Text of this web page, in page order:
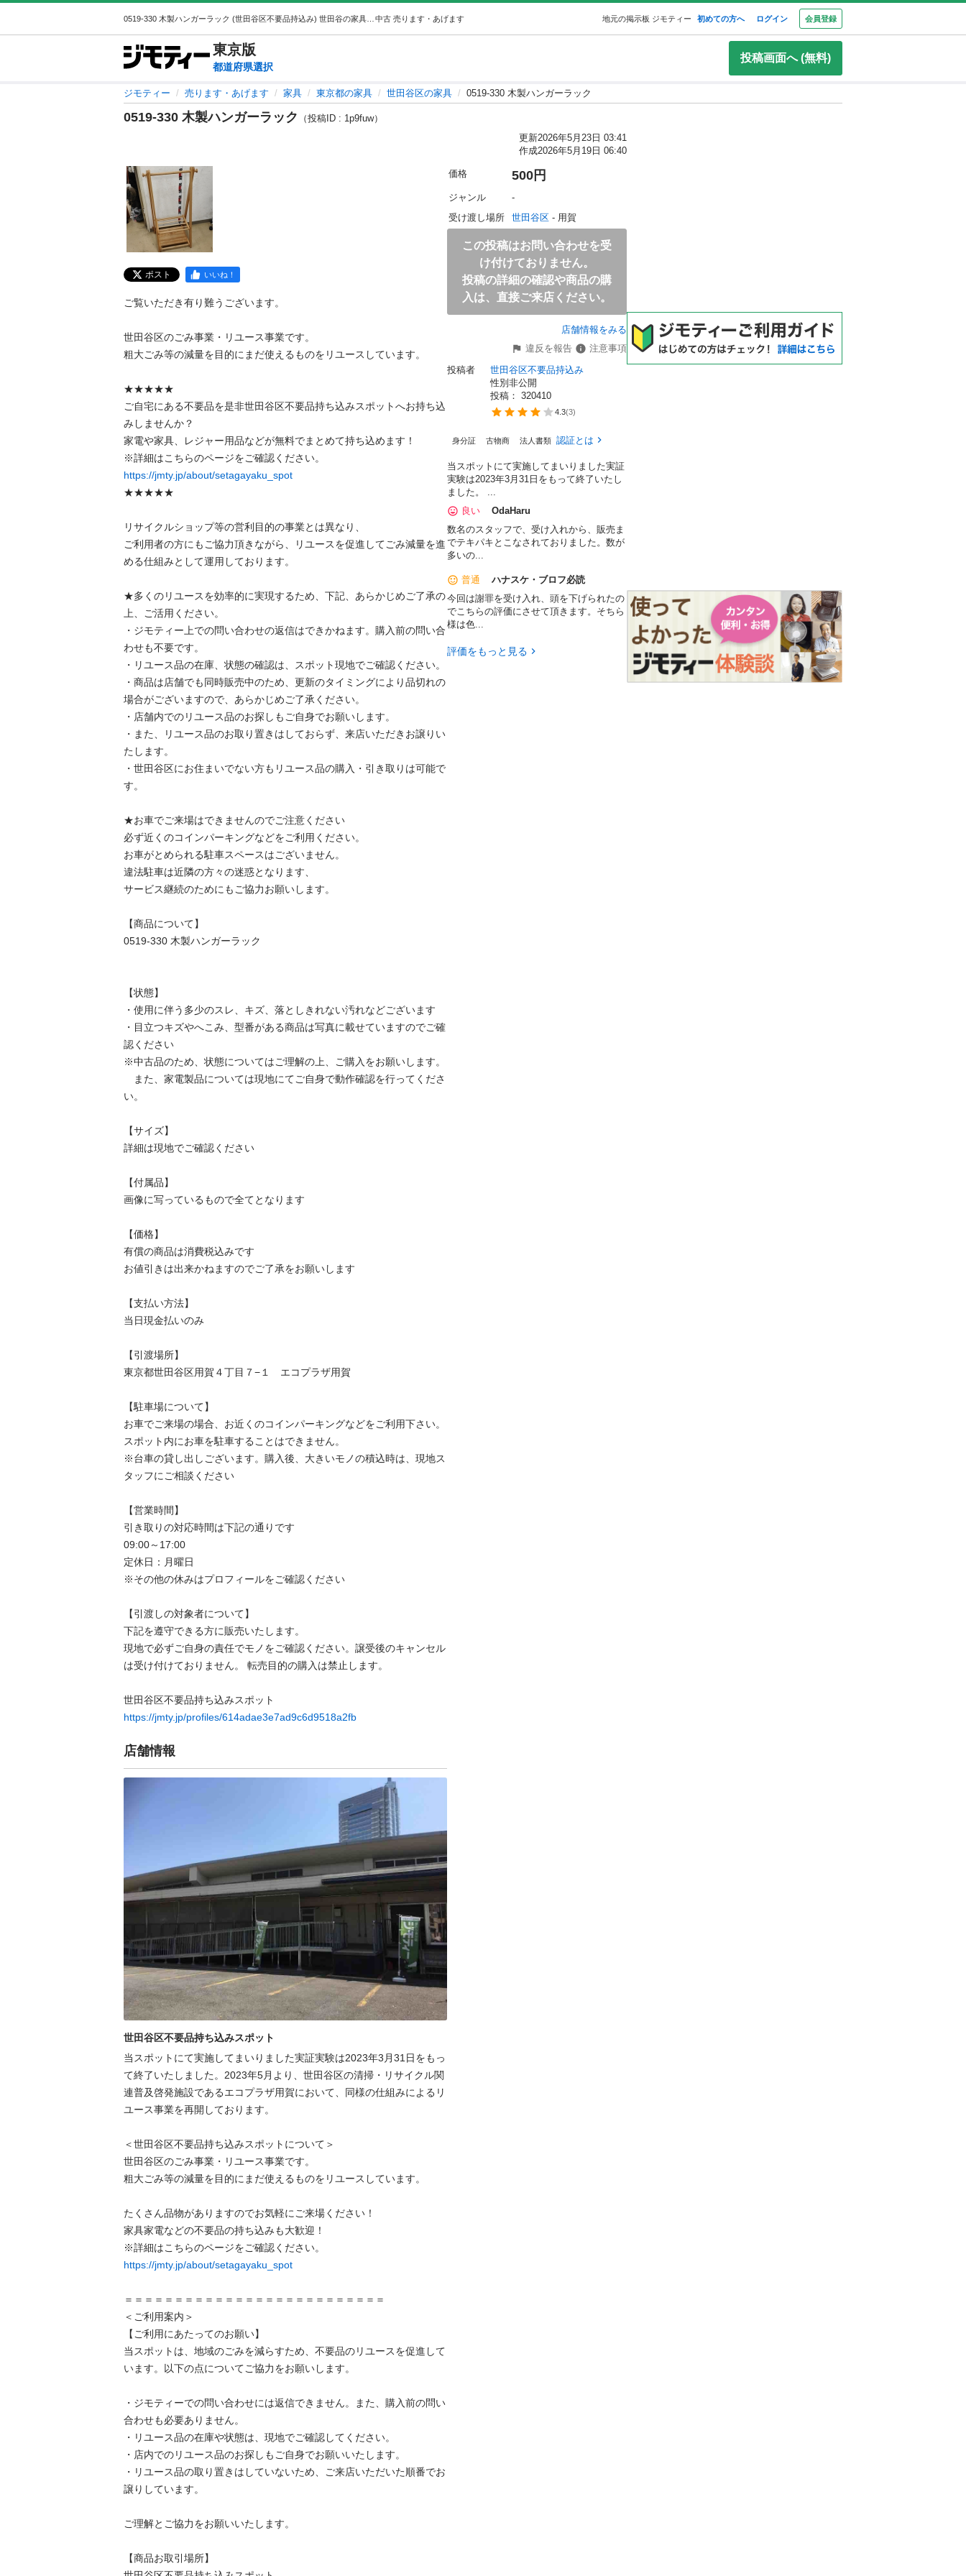
中古 売ります・あげます 地元の掲示板 ジモティー 初めての方へ ログイン 会員登録
東京版
都道府県選択
投稿画面へ (無料)
ジモティー 売ります・あげます 家具 東京都の家具 世田谷区の家具 0519-330 木製ハンガーラック
0519-330 木製ハンガーラック
（投稿ID : 1p9fuw）
更新2026年5月23日 03:41
作成2026年5月19日 06:40
ポスト いいね！
ご覧いただき有り難うございます。
世⽥⾕区のごみ事業・リユース事業です。
粗⼤ごみ等の減量を⽬的にまだ使えるものをリユースしています。
★★★★★
ご自宅にある不要品を是非世田谷区不要品持ち込みスポットへお持ち込
みしませんか？
家電や家具、レジャー用品などが無料でまとめて持ち込めます！
https://jmty.jp/about/setagayaku_spot
★★★★★
リサイクルショップ等の営利目的の事業とは異なり、
ご利用者の方にもご協力頂きながら、リユースを促進してごみ減量を進
める仕組みとして運用しております。
★多くのリユースを効率的に実現するため、下記、あらかじめご了承の
上、ご活用ください。
・ジモティー上での問い合わせの返信はできかねます。購入前の問い合
わせも不要です。
・リユース品の在庫、状態の確認は、スポット現地でご確認ください。
・商品は店舗でも同時販売中のため、更新のタイミングにより品切れの
場合がございますので、あらかじめご了承ください。
・店舗内でのリユース品のお探しもご自身でお願いします。
・また、リユース品のお取り置きはしておらず、来店いただきお譲りい
たします。
・世田谷区にお住まいでない方もリユース品の購入・引き取りは可能で
す。
★お車でご来場はできませんのでご注意ください
必ず近くのコインパーキングなどをご利用ください。
お車がとめられる駐車スペースはございません。
違法駐車は近隣の方々の迷惑となります、
サービス継続のためにもご協力お願いします。
【商品について】
0519-330 木製ハンガーラック
【状態】
・使用に伴う多少のスレ、キズ、落としきれない汚れなどございます
・目立つキズやへこみ、型番がある商品は写真に載せていますのでご確
認ください
※中古品のため、状態についてはご理解の上、ご購入をお願いします。
また、家電製品については現地にてご自身で動作確認を行ってくださ
い。
【サイズ】
詳細は現地でご確認ください
【付属品】
画像に写っているもので全てとなります
【価格】
有償の商品は消費税込みです
お値引きは出来かねますのでご了承をお願いします
【⽀払い⽅法】
当⽇現⾦払いのみ
【引渡場所】
東京都世田谷区用賀４丁目７−１　エコプラザ用賀
【駐⾞場について】
お車でご来場の場合、お近くのコインパーキングなどをご利用下さい。
スポット内にお車を駐車することはできません。
※台⾞の貸し出しございます。購入後、大きいモノの積込時は、現地ス
タッフにご相談ください
【営業時間】
引き取りの対応時間は下記の通りです
09:00～17:00
定休日：月曜日
※その他の休みはプロフィールをご確認ください
【引渡しの対象者について】
下記を遵守できる⽅に販売いたします。
現地で必ずご⾃⾝の責任でモノをご確認ください。譲受後のキャンセル
は受け付けておりません。 転売⽬的の購⼊は禁⽌します。
https://jmty.jp/profiles/614adae3e7ad9c6d9518a2fb
店舗情報
世田谷区不要品持ち込みスポット
当スポットにて実施してまいりました実証実験は2023年3月31日をもっ
て終了いたしました。2023年5月より、世田谷区の清掃・リサイクル関
連普及啓発施設であるエコプラザ用賀において、同様の仕組みによるリ
ユース事業を再開しております。
＜世田谷区不要品持ち込みスポットについて＞
世⽥⾕区のごみ事業・リユース事業です。
粗⼤ごみ等の減量を⽬的にまだ使えるものをリユースしています。
たくさん品物がありますのでお気軽にご来場ください！
家具家電などの不要品の持ち込みも大歓迎！
https://jmty.jp/about/setagayaku_spot
＝＝＝＝＝＝＝＝＝＝＝＝＝＝＝＝＝＝＝＝＝＝＝＝＝＝
＜ご利用案内＞
【ご利用にあたってのお願い】
当スポットは、地域のごみを減らすため、不要品のリユースを促進して
います。以下の点についてご協力をお願いします。
・ジモティーでの問い合わせには返信できません。また、購入前の問い
合わせも必要ありません。
・リユース品の在庫や状態は、現地でご確認してください。
・店内でのリユース品のお探しもご自身でお願いいたします。
・リユース品の取り置きはしていないため、ご来店いただいた順番でお
譲りしています。
ご理解とご協力をお願いいたします。
【商品お取引場所】
価格 500円
ジャンル
-
受け渡し場所
世田谷区 - 用賀
この投稿はお問い合わせを受
け付けておりません。
投稿の詳細の確認や商品の購
入は、直接ご来店ください。
店舗情報をみる
違反を報告
注意事項
投稿者
世田谷区不要品持込み
性別非公開
投稿： 320410
4.3(3)
身分証 古物商 法人書類 認証とは
当スポットにて実施してまいりました実証
実験は2023年3月31日をもって終了いたし
ました。 ...
良い
OdaHaru
数名のスタッフで、受け入れから、販売ま
でテキパキとこなされておりました。数が
多いの...
普通
ハナスケ・ブロフ必読
今回は謝罪を受け入れ、頭を下げられたの
でこちらの評価にさせて頂きます。そちら
様は色...
評価をもっと見る